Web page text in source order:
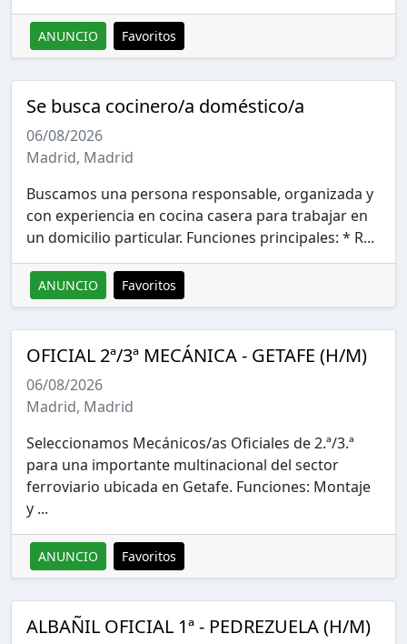
ANUNCIO Favoritos
Se busca cocinero/a doméstico/a
06/08/2026
Madrid, Madrid
Buscamos una persona responsable, organizada y
con experiencia en cocina casera para trabajar en
un domicilio particular. Funciones principales: * R...
ANUNCIO Favoritos
OFICIAL 2ª/3ª MECÁNICA - GETAFE (H/M)
06/08/2026
Madrid, Madrid
Seleccionamos Mecánicos/as Oficiales de 2.ª/3.ª
para una importante multinacional del sector
ferroviario ubicada en Getafe. Funciones: Montaje
y ...
ANUNCIO Favoritos
ALBAÑIL OFICIAL 1ª - PEDREZUELA (H/M)